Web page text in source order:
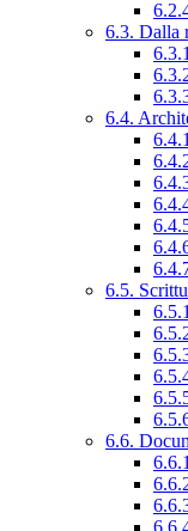
6.3. Dalla
6.4.
6.5.
6.6.